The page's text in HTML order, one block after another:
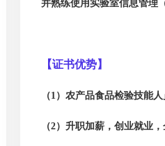
并熟练使用实验室信息管理
【证书优势】
（1） 农产品食品检验技能
（2）升职加薪，创业就业